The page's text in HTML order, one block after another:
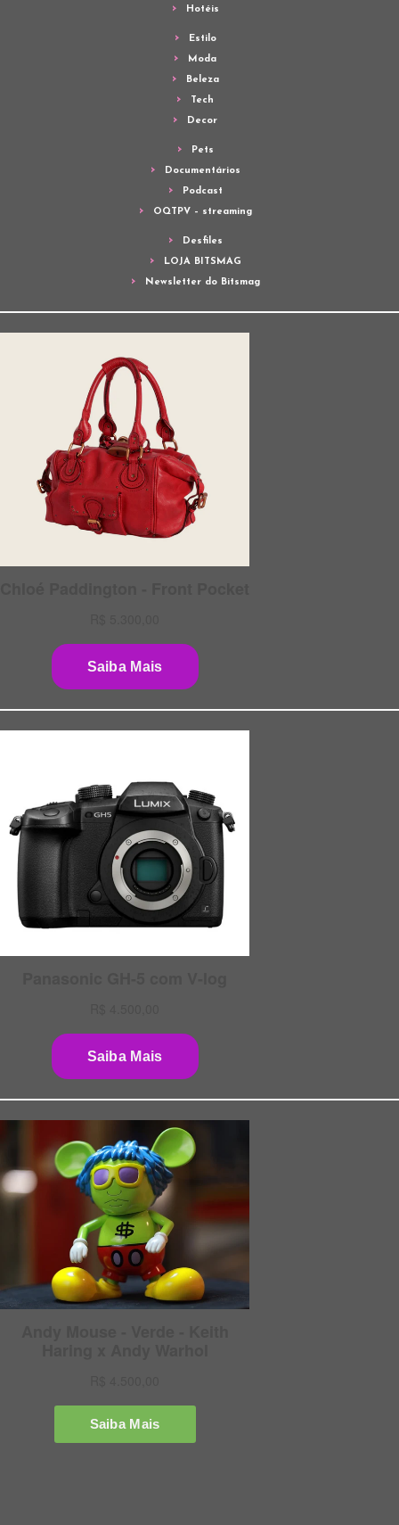
Hotéis
Estilo
Moda
Beleza
Tech
Decor
Pets
Documentários
Podcast
OQTPV – streaming
Desfiles
LOJA BITSMAG
Newsletter do Bitsmag